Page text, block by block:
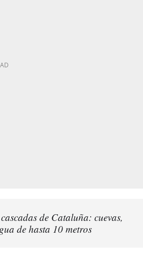
de Cataluña: cuevas,
de hasta 10 metros